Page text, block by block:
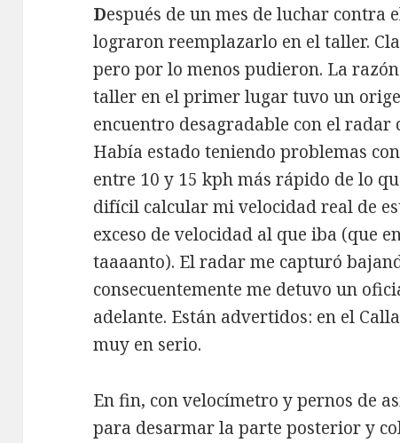
Después de un mes de luchar contra
lograron reemplazarlo en el taller.
pero por lo menos pudieron. La
taller en el primer lugar tuvo un
encuentro desagradable con el radar
Había estado teniendo problemas
entre 10 y 15 kph más rápido de lo
difícil calcular mi velocidad real de
exceso de velocidad al que iba (que
taaaanto). El radar me capturó
consecuentemente me detuvo un
adelante. Están advertidos: en el
muy en serio.
En fin, con velocímetro y pernos de
para desarmar la parte posterior y